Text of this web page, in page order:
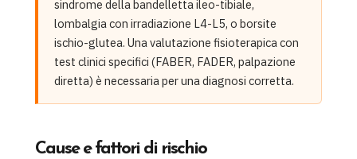
sindrome della bandelletta ileo-tibiale,
lombalgia con irradiazione L4-L5, o borsite
ischio-glutea. Una valutazione fisioterapica con
test clinici specifici (FABER, FADER, palpazione
diretta) è necessaria per una diagnosi corretta.
Cause e fattori di rischio